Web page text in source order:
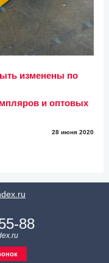
изменены по
и оптовых
28 июня 2020
88